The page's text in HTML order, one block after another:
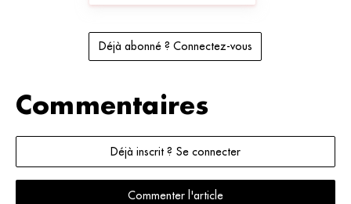
Déjà abonné ? Connectez-vous
Commentaires
Déjà inscrit ? Se connecter
Commenter l'article